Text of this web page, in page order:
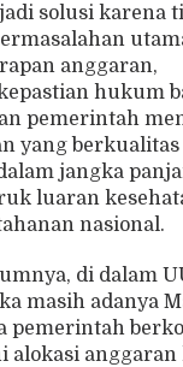
solusi karena
anggaran,
hukum
pemerintah
yang berkualitas
jangka
luaran
nasional.
di dalam
masih adanya
pemerintah
anggaran